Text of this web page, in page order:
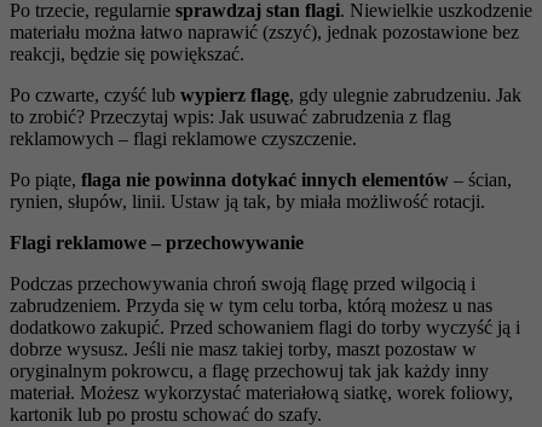
Po trzecie, regularnie sprawdzaj stan flagi. Niewielkie uszkodzenie
materiału można łatwo naprawić (zszyć), jednak pozostawione bez
reakcji, będzie się powiększać.
Po czwarte, czyść lub wypierz flagę, gdy ulegnie zabrudzeniu. Jak
to zrobić? Przeczytaj wpis: Jak usuwać zabrudzenia z flag
reklamowych – flagi reklamowe czyszczenie.
Po piąte, flaga nie powinna dotykać innych elementów – ścian,
rynien, słupów, linii. Ustaw ją tak, by miała możliwość rotacji.
Flagi reklamowe – przechowywanie
Podczas przechowywania chroń swoją flagę przed wilgocią i
zabrudzeniem. Przyda się w tym celu torba, którą możesz u nas
dodatkowo zakupić. Przed schowaniem flagi do torby wyczyść ją i
dobrze wysusz. Jeśli nie masz takiej torby, maszt pozostaw w
oryginalnym pokrowcu, a flagę przechowuj tak jak każdy inny
materiał. Możesz wykorzystać materiałową siatkę, worek foliowy,
kartonik lub po prostu schować do szafy.